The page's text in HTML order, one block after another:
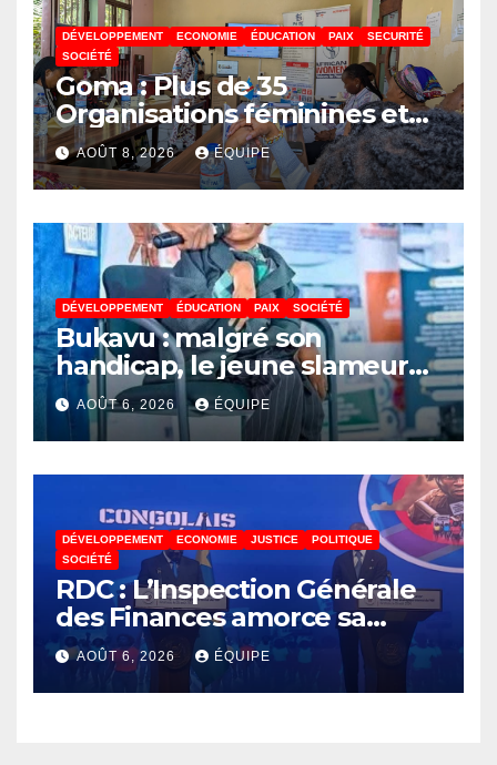
DÉVELOPPEMENT ECONOMIE ÉDUCATION PAIX
SECURITÉ
SOCIÉTÉ
Goma : Plus de 35
Organisations féminines et
associations des jeunes
réunies pour parler paix
AOÛT 8, 2026 ÉQUIPE
DÉVELOPPEMENT ÉDUCATION PAIX SOCIÉTÉ
Bukavu : malgré son
handicap, le jeune slameur
Akonkwa Kenyata Bernard
lance un appel à la solidarité
pour poursuivre ses études
AOÛT 6, 2026 ÉQUIPE
DÉVELOPPEMENT ECONOMIE JUSTICE
POLITIQUE
SOCIÉTÉ
RDC : L’Inspection Générale
des Finances amorce sa
révolution numérique pour
un contrôle permanent des
finances publiques
AOÛT 6, 2026 ÉQUIPE